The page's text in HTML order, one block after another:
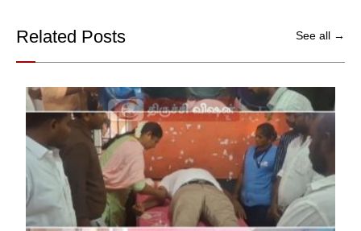
Related Posts See all →